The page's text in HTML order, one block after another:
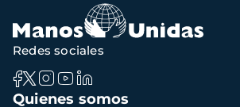
Navegación
Quienes somos
Redes sociales